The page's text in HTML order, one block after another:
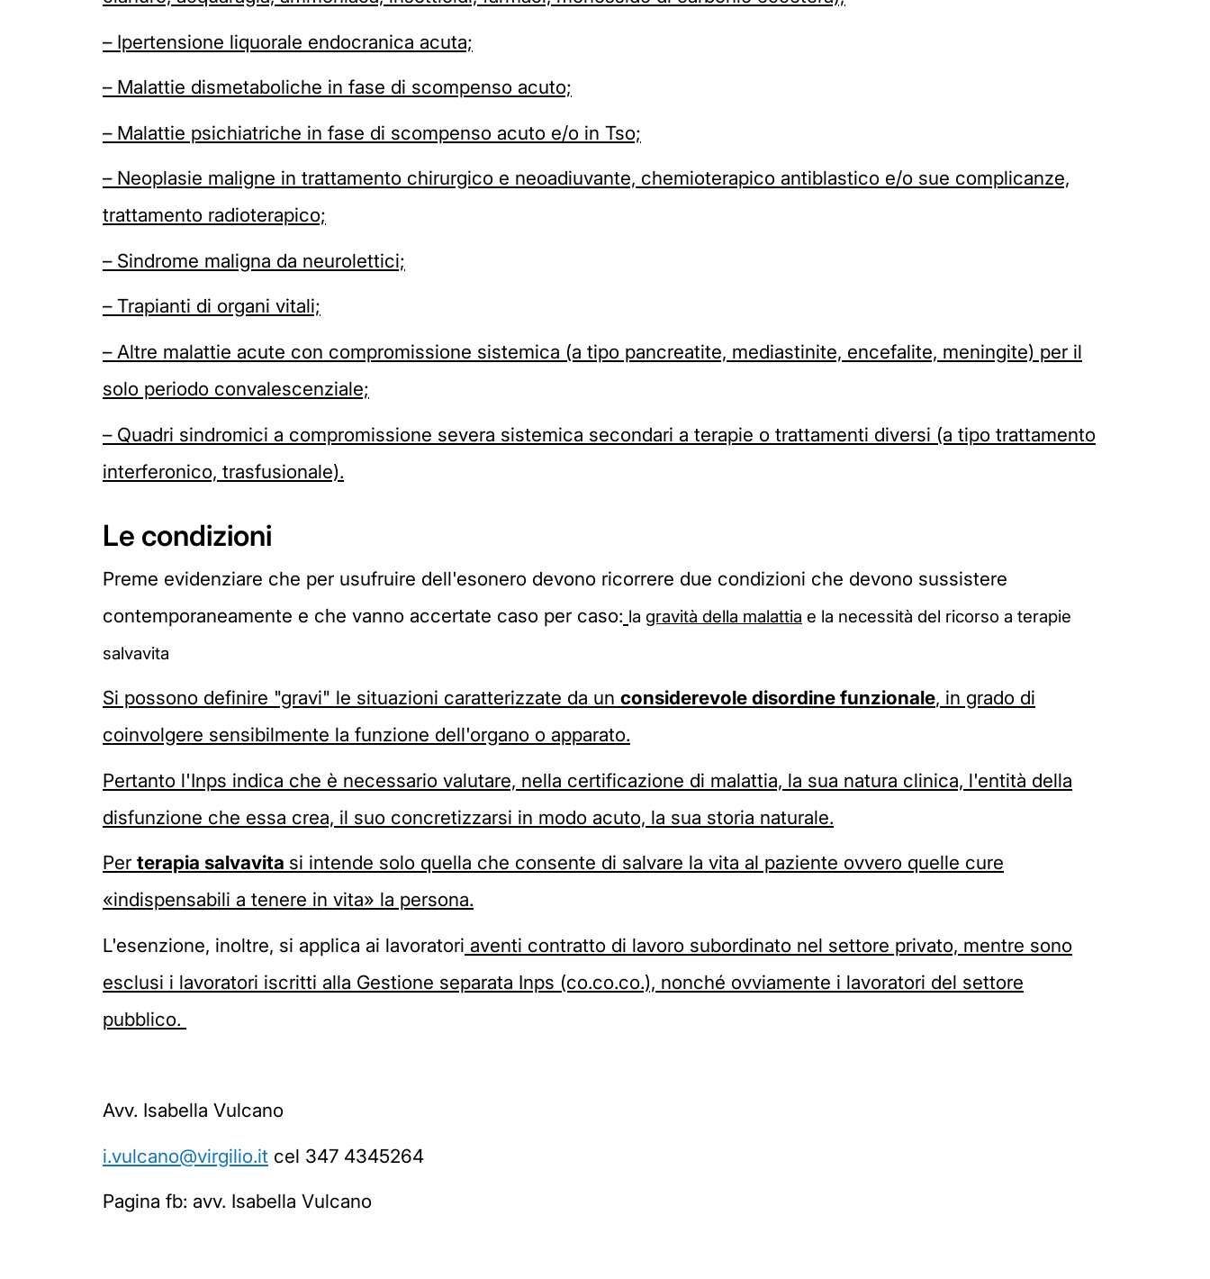
– Ipertensione liquorale endocranica acuta;
– Malattie dismetaboliche in fase di scompenso acuto;
– Malattie psichiatriche in fase di scompenso acuto e/o in Tso;
– Neoplasie maligne in trattamento chirurgico e neoadiuvante, chemioterapico antiblastico e/o sue complicanze,
trattamento radioterapico;
– Sindrome maligna da neurolettici;
– Trapianti di organi vitali;
– Altre malattie acute con compromissione sistemica (a tipo pancreatite, mediastinite, encefalite, meningite) per il
solo periodo convalescenziale;
– Quadri sindromici a compromissione severa sistemica secondari a terapie o trattamenti diversi (a tipo trattamento
interferonico, trasfusionale).
Le condizioni
Preme evidenziare che per usufruire dell'esonero devono ricorrere due condizioni che devono sussistere
contemporaneamente e che vanno accertate caso per caso: la gravità della malattia e la necessità del ricorso a terapie
salvavita
Si possono definire "gravi" le situazioni caratterizzate da un considerevole disordine funzionale, in grado di
coinvolgere sensibilmente la funzione dell'organo o apparato.
Pertanto l'Inps indica che è necessario valutare, nella certificazione di malattia, la sua natura clinica, l'entità della
disfunzione che essa crea, il suo concretizzarsi in modo acuto, la sua storia naturale.
Per terapia salvavita si intende solo quella che consente di salvare la vita al paziente ovvero quelle cure
«indispensabili a tenere in vita» la persona.
L'esenzione, inoltre, si applica ai lavoratori aventi contratto di lavoro subordinato nel settore privato, mentre sono
esclusi i lavoratori iscritti alla Gestione separata Inps (co.co.co.), nonché ovviamente i lavoratori del settore
pubblico.
Avv. Isabella Vulcano
i.vulcano@virgilio.it cel 347 4345264
Pagina fb: avv. Isabella Vulcano